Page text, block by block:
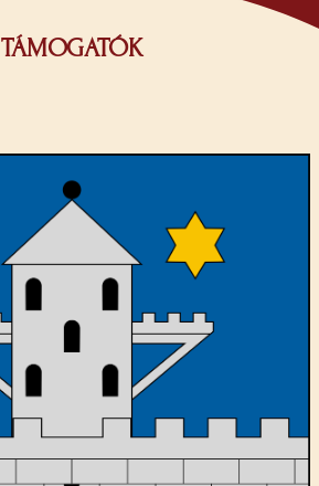
TÁMOGATÓK